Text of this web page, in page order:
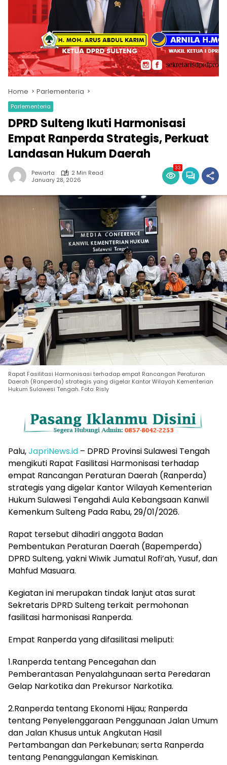
Home Parlementeria
Parlementeria
DPRD Sulteng Ikuti Harmonisasi
Empat Ranperda Strategis, Perkuat
Landasan Hukum Daerah
Pewarta
2 Min Read
January 28, 2026
33
Rapat Fasilitasi Harmonisasi terhadap empat Rancangan Peraturan
Daerah (Ranperda) strategis yang digelar Kantor Wilayah Kementerian
Hukum Sulawesi Tengah. Foto: Risly
Palu,JapriNews.id – DPRD Provinsi Sulawesi Tengah
mengikuti Rapat Fasilitasi Harmonisasi terhadap
empat Rancangan Peraturan Daerah (Ranperda)
strategis yang digelar Kantor Wilayah Kementerian
Hukum Sulawesi Tengahdi Aula Kebangsaan Kanwil
Kemenkum Sulteng Pada Rabu, 29/01/2026.
Rapat tersebut dihadiri anggota Badan
Pembentukan Peraturan Daerah (Bapemperda)
DPRD Sulteng, yakni Wiwik Jumatul Rofi’ah, Yusuf, dan
Mahfud Masuara.
Kegiatan ini merupakan tindak lanjut atas surat
Sekretaris DPRD Sulteng terkait permohonan
fasilitasi harmonisasi Ranperda.
Empat Ranperda yang difasilitasi meliputi:
1.Ranperda tentang Pencegahan dan
Pemberantasan Penyalahgunaan serta Peredaran
Gelap Narkotika dan Prekursor Narkotika.
2.Ranperda tentang Ekonomi Hijau; Ranperda
tentang Penyelenggaraan Penggunaan Jalan Umum
dan Jalan Khusus untuk Angkutan Hasil
Pertambangan dan Perkebunan; serta Ranperda
tentang Penanggulangan Kemiskinan.